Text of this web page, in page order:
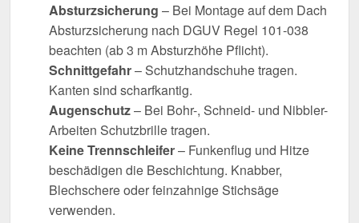
Absturzsicherung – Bei Montage auf dem Dach
Absturzsicherung nach DGUV Regel 101-038
beachten (ab 3 m Absturzhöhe Pflicht).
Schnittgefahr– Schutzhandschuhe tragen.
Kanten sind scharfkantig.
Augenschutz– Bei Bohr-, Schneid- und Nibbler-
Arbeiten Schutzbrille tragen.
Keine Trennschleifer– Funkenflug und Hitze
beschädigen die Beschichtung. Knabber,
Blechschere oder feinzahnige Stichsäge
verwenden.